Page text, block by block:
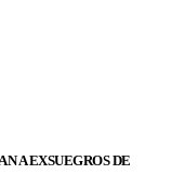
A EXSUEGROS DE